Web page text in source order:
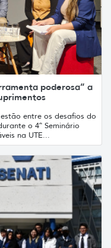
poderosa” a
entre os desafios do
o 4º Seminário
​​na UTE...